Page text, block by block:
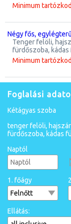
Minimum
négy fős,
tenger felöli, hajszárító, széf, erkély, telefon, tv, zuhanyzós
fürdőszoba,
Minimum
Foglalási
kétágyas szoba
tenger felöli,
fürdőszoba, kádas
Naptól
1. főágy
Ellátás: